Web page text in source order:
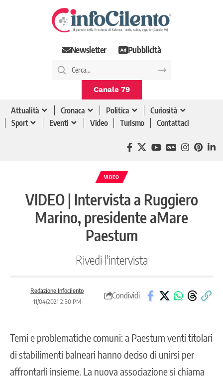
Newsletter Pubblicità
Canale 79
Attualità Cronaca Politica
Curiosità
Sport
Eventi Video Turismo Contattaci
VIDEO
VIDEO | Intervista a Ruggiero
Marino, presidente aMare
Paestum
Rivedi l'intervista
Redazione Infocilento
11/04/2021 2:30 PM
Condividi
Temi e problematiche comuni: a Paestum venti titolari
di stabilimenti balneari hanno deciso di unirsi per
affrontarli insieme. La nuova associazione si chiama